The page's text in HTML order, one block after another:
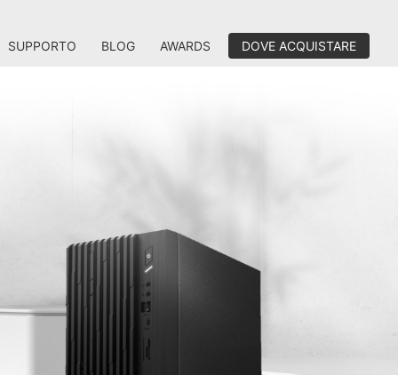
SUPPORTO BLOG AWARDS DOVE ACQUISTARE